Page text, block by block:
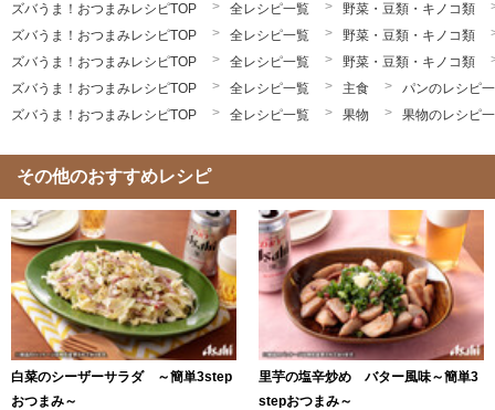
ズバうま！おつまみレシピTOP
全レシピ一覧
野菜・豆類・キノコ類
ズバうま！おつまみレシピTOP
全レシピ一覧
野菜・豆類・キノコ類
ズバうま！おつまみレシピTOP
全レシピ一覧
野菜・豆類・キノコ類
ズバうま！おつまみレシピTOP
全レシピ一覧 主食
パンのレシピ
ズバうま！おつまみレシピTOP
全レシピ一覧 果物 果物のレシピ
その他のおすすめレシピ
白菜のシーザーサラダ ～簡単3step
おつまみ～
里芋の塩辛炒め バター風味～簡単3
stepおつまみ～